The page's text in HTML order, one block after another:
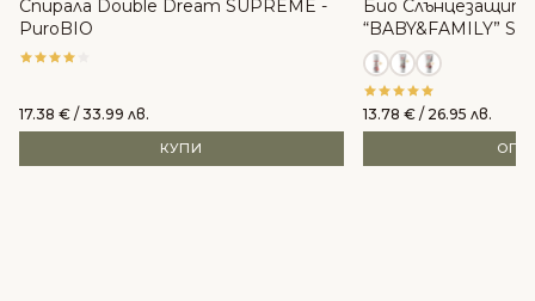
Спирала Double Dream SUPREME -
PuroBIO
17.38 € / 33.99 лв.
КУПИ
Био
“BABY&FAMILY”
WoodenSpoon
13.78 € / 26.95 лв.